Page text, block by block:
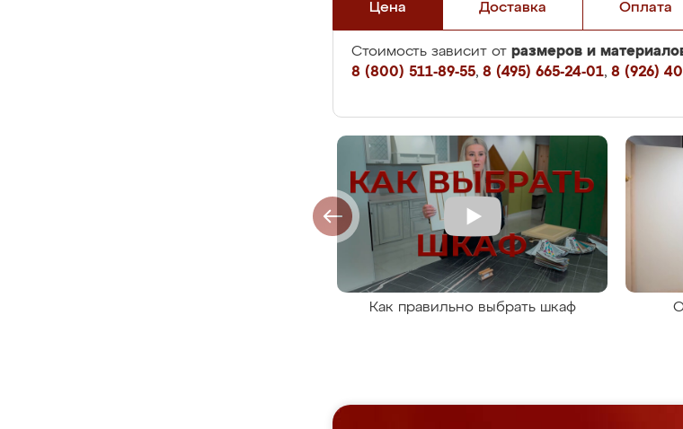
Цена Доставка Оплата
Стоимость зависит от размеров и
8 (800) 511-89-55, 8 (495) 665-24-01, 8 (926)
Как правильно выбрать шкаф